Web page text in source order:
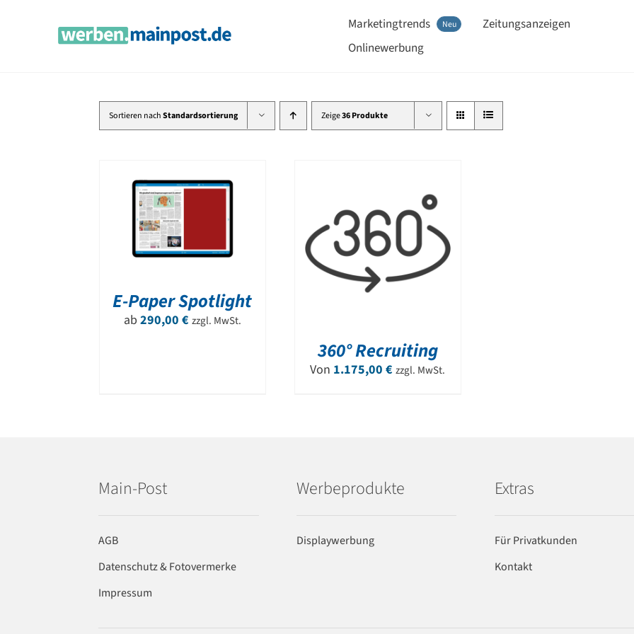
Marketingtrends Neu
Zeitungsanzeigen
Onlinewerbung
Sortieren nachStandardsortierung Zeige36 Produkte
E-Paper Spotlight
ab 290,00 € zzgl. MwSt.
360° Recruiting
Von 1.175,00€ zzgl. MwSt.
Main-Post
AGB
Datenschutz & Fotovermerke
Impressum
Werbeprodukte
Displaywerbung
Extras
Für Privatkunden
Kontakt